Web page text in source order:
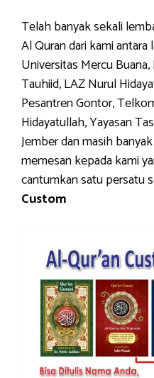
Telah banyak sekali
Al Quran dari kami
Universitas Mercu
Tauhiid, LAZ Nurul
Pesantren Gontor,
Hidayatullah, Yayasan
Jember dan masih
memesan kepada kami
cantumkan satu persatu
Custom